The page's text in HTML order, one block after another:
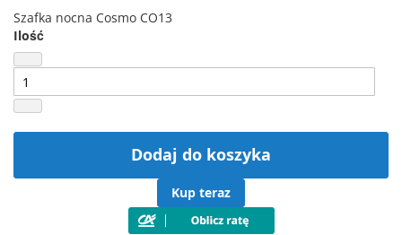
Szafka nocna Cosmo CO13
Ilość
Dodaj do koszyka
Kup teraz